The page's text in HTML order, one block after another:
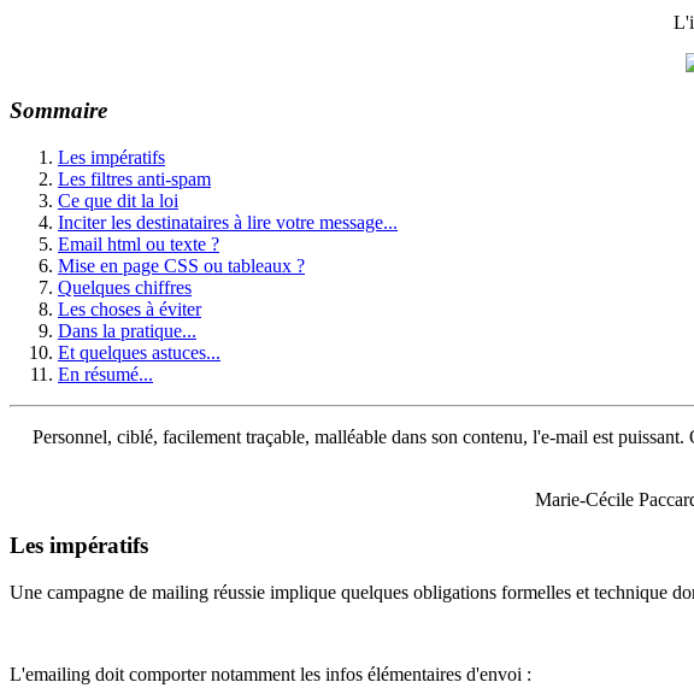
Sommaire
Les impératifs
Les filtres anti-spam
Ce que dit la loi
Inciter les destinataires à lire votre message...
Email html ou texte ?
Mise en page CSS ou tableaux ?
Quelques chiffres
Les choses à éviter
Dans la pratique...
Et quelques astuces...
En résumé...
Personnel, ciblé, facilement traçable, malléable dans son contenu, l'e-mail est
Marie-Cécile
Les impératifs
Une campagne de mailing réussie implique quelques obligations formelles et technique
L'emailing doit comporter notamment les infos élémentaires d'envoi :